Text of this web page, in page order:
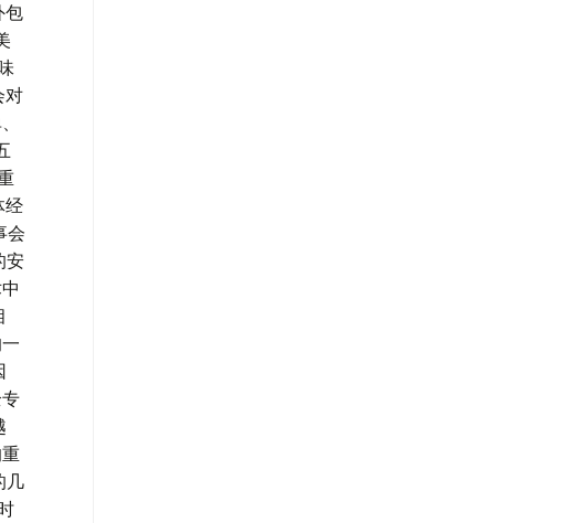
包
对
经
会
安
几